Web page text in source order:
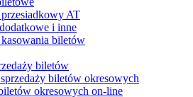
przesiadkowy AT
i inne
kasowania biletów
biletów
biletów okresowych
okresowych on-line